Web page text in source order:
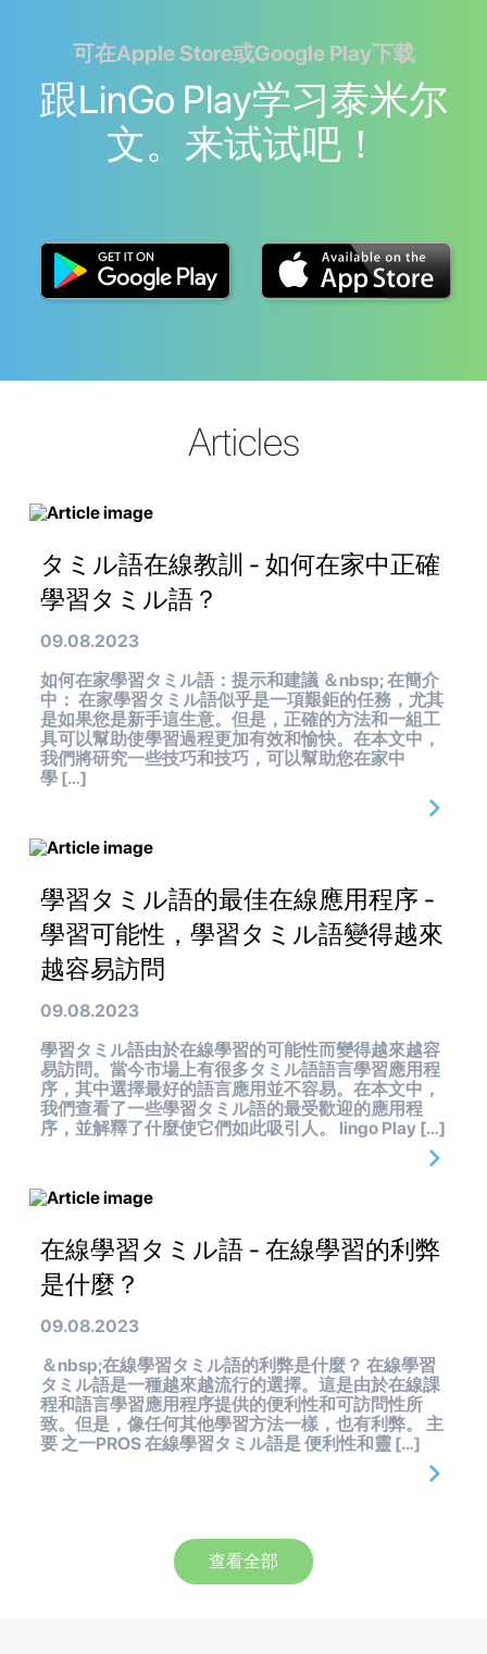
可在Apple Store或Google Play下载
跟LinGo Play学习泰米尔
文。来试试吧！
Articles
タミル語在線教訓 - 如何在家中正確
學習タミル語？
09.08.2023
如何在家學習タミル語：提示和建議 ＆nbsp; 在簡介
中： 在家學習タミル語似乎是一項艱鉅的任務，尤其
是如果您是新手這生意。但是，正確的方法和一組工
具可以幫助使學習過程更加有效和愉快。在本文中，
我們將研究一些技巧和技巧，可以幫助您在家中
學 […]
學習タミル語的最佳在線應用程序 -
學習可能性，學習タミル語變得越來
越容易訪問
09.08.2023
學習タミル語由於在線學習的可能性而變得越來越容
易訪問。當今市場上有很多タミル語語言學習應用程
序，其中選擇最好的語言應用並不容易。在本文中，
我們查看了一些學習タミル語的最受歡迎的應用程
序，並解釋了什麼使它們如此吸引人。 lingo Play […]
在線學習タミル語 - 在線學習的利弊
是什麼？
09.08.2023
＆nbsp;在線學習タミル語的利弊是什麼？ 在線學習
タミル語是一種越來越流行的選擇。這是由於在線課
程和語言學習應用程序提供的便利性和可訪問性所
致。但是，像任何其他學習方法一樣，也有利弊。 主
要 之一PROS 在線學習タミル語是 便利性和靈 […]
查看全部